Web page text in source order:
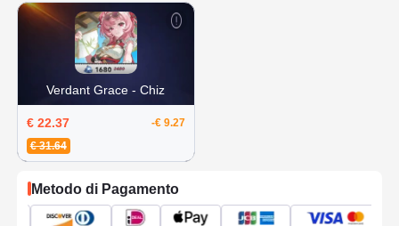
Verdant Grace - Chiz
€ 22.37
-€ 9.27
€ 31.64
Metodo di Pagamento